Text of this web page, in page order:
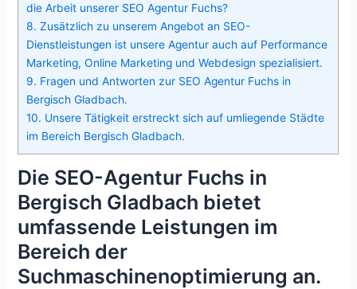
die Arbeit unserer SEO Agentur Fuchs?
8. Zusätzlich zu unserem Angebot an SEO-
Dienstleistungen ist unsere Agentur auch auf Performance
Marketing, Online Marketing und Webdesign spezialisiert.
9. Fragen und Antworten zur SEO Agentur Fuchs in
Bergisch Gladbach.
10. Unsere Tätigkeit erstreckt sich auf umliegende Städte
im Bereich Bergisch Gladbach.
Die SEO-Agentur Fuchs in
Bergisch Gladbach bietet
umfassende Leistungen im
Bereich der
Suchmaschinenoptimierung an.